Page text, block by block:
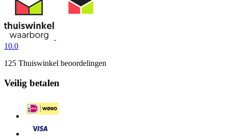
10.0
125 Thuiswinkel beoordelingen
Veilig betalen